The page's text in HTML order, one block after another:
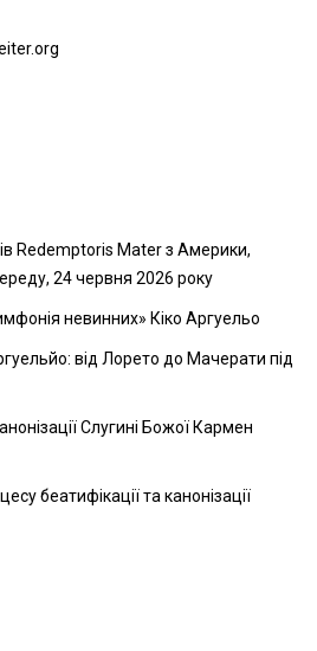
Redemptoris Mater з Америки,
24 червня 2026 року
невинних» Кіко Аргуельо
від Лорето до Мачерати під
Слугині Божої Кармен
беатифікації та канонізації